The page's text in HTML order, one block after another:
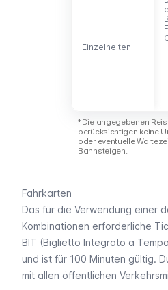
Einzelheiten
Einzelheiten
*Die angegebenen
berücksichtigen keine
oder eventuelle
Bahnsteigen.
Fahrkarten
Das für die Verwendung einer
Kombinationen erforderliche
BIT (Biglietto Integrato a Tempo
und ist für 100 Minuten gültig.
mit allen öffentlichen